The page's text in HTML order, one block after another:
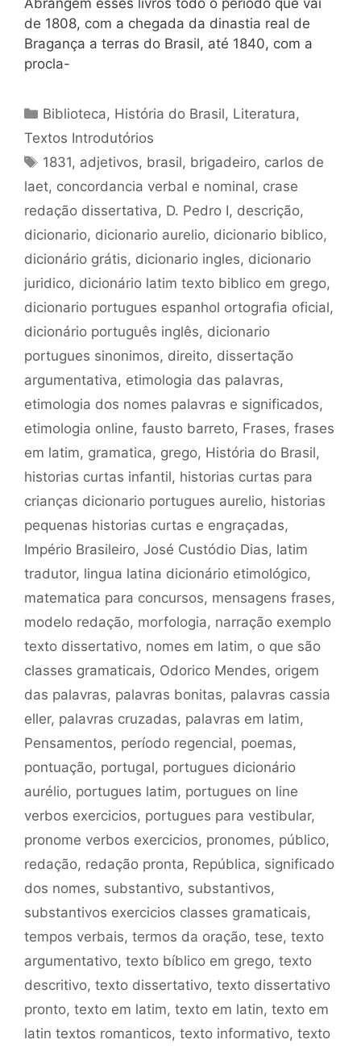
de 1808, com a chegada da dinastia real de
Bragança a terras do Brasil, até 1840, com a
procla-
Categorias
Biblioteca, História do Brasil, Literatura,
Textos Introdutórios
Tags
1831, adjetivos, brasil, brigadeiro, carlos de
laet, concordancia verbal e nominal, crase
redação dissertativa, D. Pedro I, descrição,
dicionario, dicionario aurelio, dicionario biblico,
dicionário grátis, dicionario ingles, dicionario
juridico, dicionário latim texto biblico em grego,
dicionario portugues espanhol ortografia oficial,
dicionário português inglês, dicionario
portugues sinonimos, direito, dissertação
argumentativa, etimologia das palavras,
etimologia dos nomes palavras e significados,
etimologia online, fausto barreto, Frases, frases
em latim, gramatica, grego, História do Brasil,
historias curtas infantil, historias curtas para
crianças dicionario portugues aurelio, historias
pequenas historias curtas e engraçadas,
Império Brasileiro, José Custódio Dias, latim
tradutor, lingua latina dicionário etimológico,
matematica para concursos, mensagens frases,
modelo redação, morfologia, narração exemplo
texto dissertativo, nomes em latim, o que são
classes gramaticais, Odorico Mendes, origem
das palavras, palavras bonitas, palavras cassia
eller, palavras cruzadas, palavras em latim,
Pensamentos, período regencial, poemas,
pontuação, portugal, portugues dicionário
aurélio, portugues latim, portugues on line
verbos exercicios, portugues para vestibular,
pronome verbos exercicios, pronomes, público,
redação, redação pronta, República, significado
dos nomes, substantivo, substantivos,
substantivos exercicios classes gramaticais,
tempos verbais, termos da oração, tese, texto
argumentativo, texto bíblico em grego, texto
descritivo, texto dissertativo, texto dissertativo
pronto, texto em latim, texto em latin, texto em
latin textos romanticos, texto informativo, texto